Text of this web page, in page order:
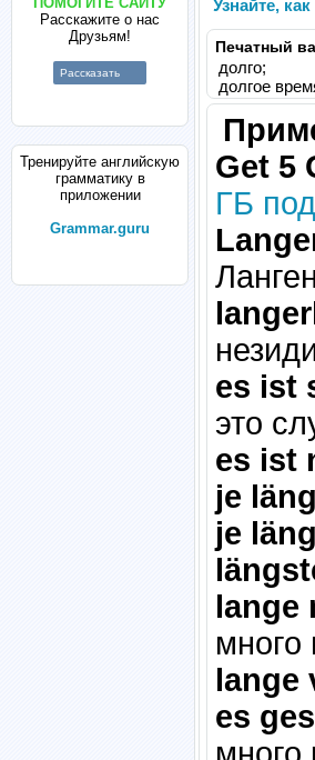
Расскажите о нас
Друзьям!
Рассказать
Тренируйте английскую
грамматику в
приложении
Grammar.guru
Узнайте,
Печатный
долго;
долгое
Get 5
ГБ
es ist
это
es ist
je
je
lange
много
lange
es